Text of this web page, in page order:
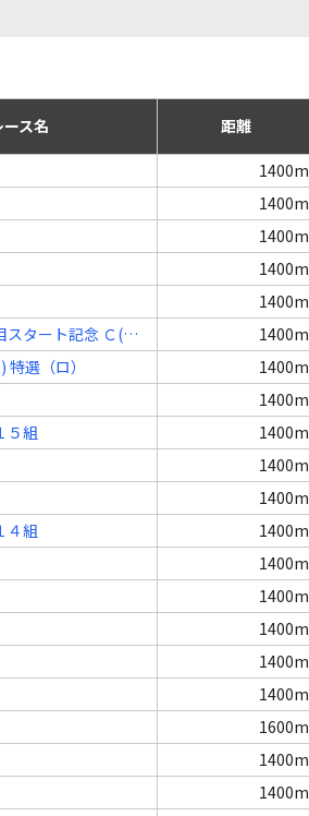
ース名 距離
1400m
1400m
1400m
1400m
1400m
スタート記念 Ｃ(十
1400m
選（ロ） 1400m
1400m
５組 1400m
1400m
1400m
４組 1400m
1400m
1400m
1400m
1400m
1400m
1600m
1400m
1400m